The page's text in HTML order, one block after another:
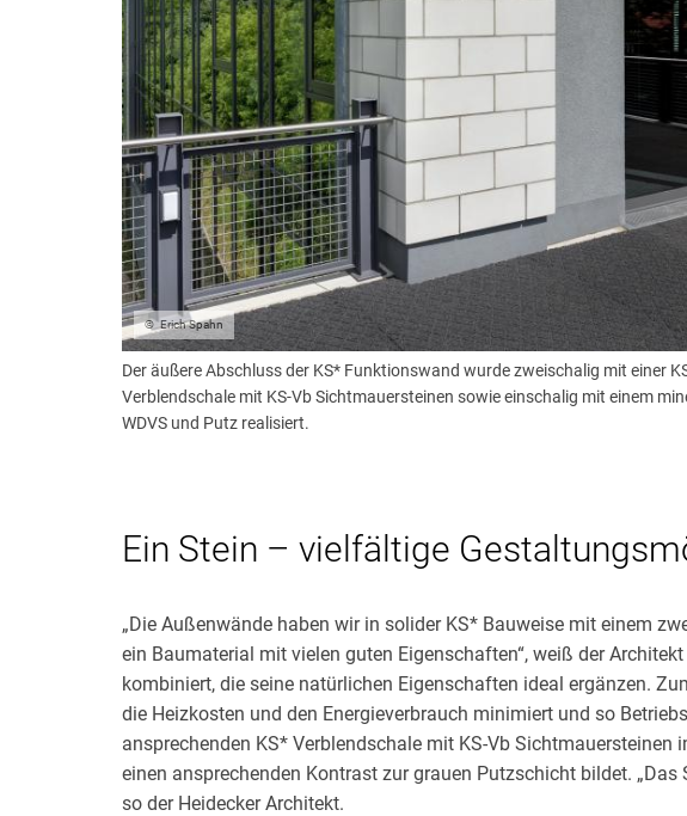
Erich Spahn
Der äußere Abschluss der KS* Funktionswand wurde zweischalig mit einer
Verblendschale mit KS-Vb Sichtmauersteinen sowie einschalig mit einem
WDVS und Putz realisiert.
Ein Stein – vielfältige
„Die Außenwände haben wir in solider KS* Bauweise mit einem
ein Baumaterial mit vielen guten Eigenschaften“, weiß der
kombiniert, die seine natürlichen Eigenschaften ideal ergänzen.
die Heizkosten und den Energieverbrauch minimiert und so
ansprechenden KS* Verblendschale mit KS-Vb
einen ansprechenden Kontrast zur grauen Putzschicht bildet.
so der Heidecker Architekt.